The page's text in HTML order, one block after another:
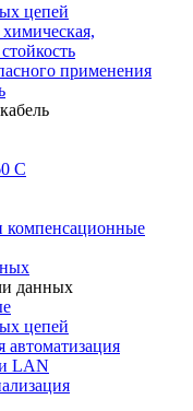
цепей
применения
С
компенсационные
данных
цепей
LAN